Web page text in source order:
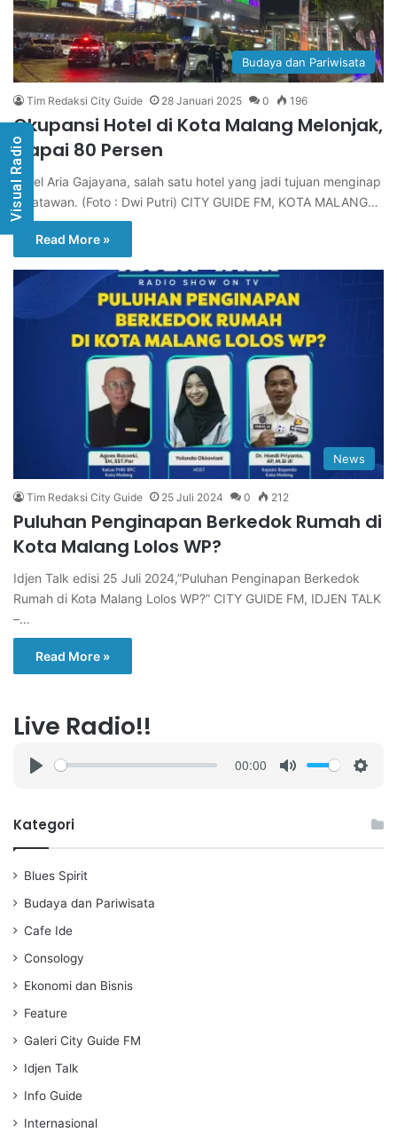
Budaya dan Pariwisata
Tim Redaksi City Guide 28 Januari 2025 0 196
Okupansi Hotel di Kota Malang Melonjak,
Capai 80 Persen
Hotel Aria Gajayana, salah satu hotel yang jadi tujuan menginap
wisatawan. (Foto : Dwi Putri) CITY GUIDE FM, KOTA MALANG…
Read More »
News
Tim Redaksi City Guide 25 Juli 2024 0 212
Puluhan Penginapan Berkedok Rumah di
Kota Malang Lolos WP?
Idjen Talk edisi 25 Juli 2024,”Puluhan Penginapan Berkedok
Rumah di Kota Malang Lolos WP?” CITY GUIDE FM, IDJEN TALK
–…
Read More »
Live Radio!!
a
00:00
Kategori
Blues Spirit
Budaya dan Pariwisata
Cafe Ide
Consology
Ekonomi dan Bisnis
Feature
Galeri City Guide FM
Idjen Talk
Info Guide
Internasional
Visual Radio